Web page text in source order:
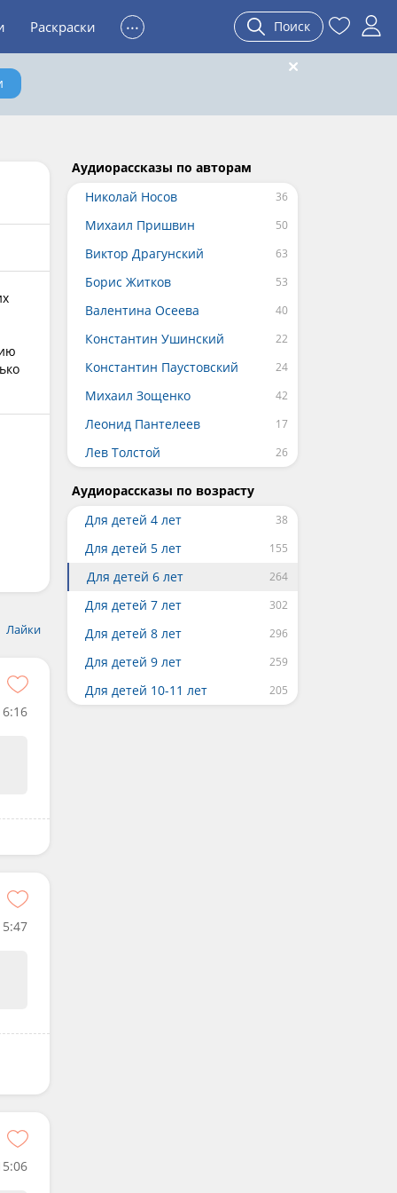
Раскраски ... Поиск
Лайки
6:16
5:47
Аудиорассказы по авторам
Николай Носов
Михаил Пришвин
Виктор Драгунский
Борис Житков
Валентина Осеева
Константин Ушинский
Константин Паустовский
Михаил Зощенко
Леонид Пантелеев
Лев Толстой
Аудиорассказы по возрасту
Для детей 4 лет
Для детей 5 лет
Для детей 6 лет
Для детей 7 лет
Для детей 8 лет
Для детей 9 лет
Для детей 10-11 лет